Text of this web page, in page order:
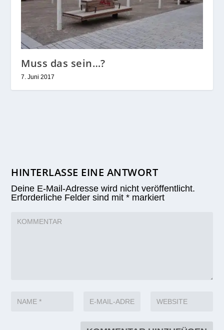
Muss das sein…?
7. Juni 2017
HINTERLASSE EINE ANTWORT
Deine E-Mail-Adresse wird nicht veröffentlicht.
Erforderliche Felder sind mit* markiert